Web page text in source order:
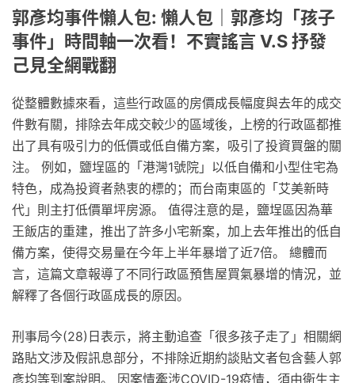
郭彥均事件懶人包: 懶人包｜郭彥均「孩子
事件」時間軸一次看！不實謠言 V.S 抒發
己見全網戰翻
從整體數據來看，這些行政區的房價成長幅度與去年的成交
件數有關，排除去年成交較少的區域後，上榜的行政區都推
出了具有吸引力的低價或低自備方案，吸引了投資買盤的關
注。 例如，鹽埕區的「港灣1號院」以低自備和小型住宅為
特色，成為投資者熱衷的標的；而台南東區的「艾美新時
代」則主打低價單坪房源。 值得注意的是，鹽埕區因為華
王飯店的重建，推出了許多小宅新案，加上去年推出的低自
備方案，使得交易量在今年上半年暴增了近7倍。 總體而
言，這篇文章報導了不同行政區預售屋買氣暴增的情況，並
解釋了各個行政區成長的原因。
刑事局今(28)日表示，將主動追查「很多孩子走了」相關網
路貼文涉及假訊息部分，不排除近期約談貼文者包含藝人郭
彥均等到案說明。 因案情牽涉COVID-19疫情，須由衛生主